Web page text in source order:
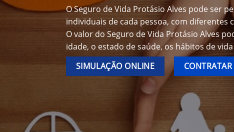
O Seguro de Vida Protásio Alves pode ser
individuais de cada pessoa, com diferentes
O valor do Seguro de Vida Protásio Alves
idade, o estado de saúde, os hábitos de
SIMULAÇÃO ONLINE